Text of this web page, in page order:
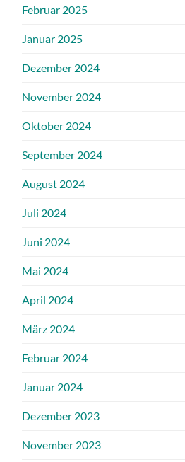
Februar 2025
Januar 2025
Dezember 2024
November 2024
Oktober 2024
September 2024
August 2024
Juli 2024
Juni 2024
Mai 2024
April 2024
März 2024
Februar 2024
Januar 2024
Dezember 2023
November 2023